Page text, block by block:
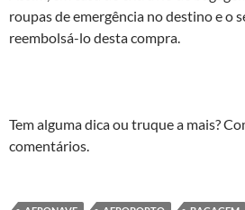
roupas de emergência no destino e o
reembolsá-lo desta compra.
Tem alguma dica ou truque a mais?
comentários.